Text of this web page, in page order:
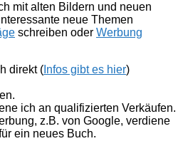
mit alten Bildern und neuen
neue Themen
schreiben oder Werbung
direkt ( Infos gibt es hier)
ich an qualifizierten Verkäufen.
z.B. von Google, verdiene
ein neues Buch.